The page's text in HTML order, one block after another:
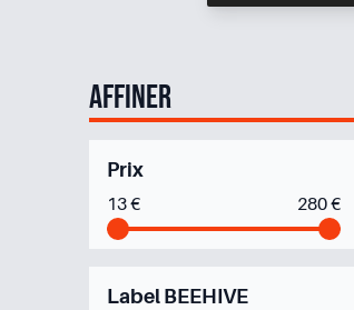
Affiner
Prix
13€ 280€
Label BEEHIVE